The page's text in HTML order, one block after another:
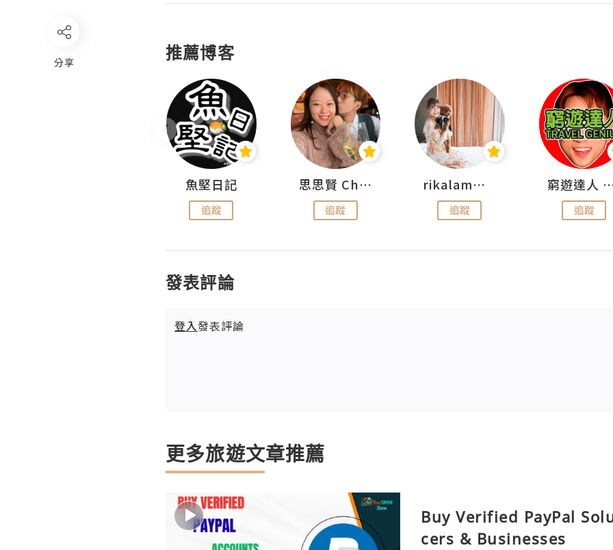
分享 推薦博客
魚堅日記
追蹤
思思賢 ChillMyBabe
追蹤
rikalammm
追蹤
窮遊達人
追蹤
發表評論
登入發表評論
更多旅遊文章推薦
Buy Verified PayPal
cers & Businesses